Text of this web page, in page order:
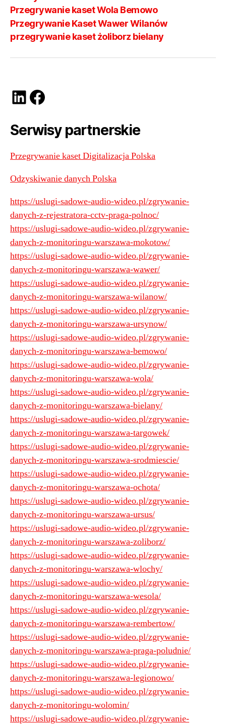
Przegrywanie kaset Wola Bemowo
Przegrywanie Kaset Wawer Wilanów
przegrywanie kaset żoliborz bielany
LinkedIn
Facebook
Serwisy partnerskie
Przegrywanie kaset Digitalizacja Polska
Odzyskiwanie danych Polska
https://uslugi-sadowe-audio-wideo.pl/zgrywanie-
danych-z-rejestratora-cctv-praga-polnoc/
https://uslugi-sadowe-audio-wideo.pl/zgrywanie-
danych-z-monitoringu-warszawa-mokotow/
https://uslugi-sadowe-audio-wideo.pl/zgrywanie-
danych-z-monitoringu-warszawa-wawer/
https://uslugi-sadowe-audio-wideo.pl/zgrywanie-
danych-z-monitoringu-warszawa-wilanow/
https://uslugi-sadowe-audio-wideo.pl/zgrywanie-
danych-z-monitoringu-warszawa-ursynow/
https://uslugi-sadowe-audio-wideo.pl/zgrywanie-
danych-z-monitoringu-warszawa-bemowo/
https://uslugi-sadowe-audio-wideo.pl/zgrywanie-
danych-z-monitoringu-warszawa-wola/
https://uslugi-sadowe-audio-wideo.pl/zgrywanie-
danych-z-monitoringu-warszawa-bielany/
https://uslugi-sadowe-audio-wideo.pl/zgrywanie-
danych-z-monitoringu-warszawa-targowek/
https://uslugi-sadowe-audio-wideo.pl/zgrywanie-
danych-z-monitoringu-warszawa-srodmiescie/
https://uslugi-sadowe-audio-wideo.pl/zgrywanie-
danych-z-monitoringu-warszawa-ochota/
https://uslugi-sadowe-audio-wideo.pl/zgrywanie-
danych-z-monitoringu-warszawa-ursus/
https://uslugi-sadowe-audio-wideo.pl/zgrywanie-
danych-z-monitoringu-warszawa-zoliborz/
https://uslugi-sadowe-audio-wideo.pl/zgrywanie-
danych-z-monitoringu-warszawa-wlochy/
https://uslugi-sadowe-audio-wideo.pl/zgrywanie-
danych-z-monitoringu-warszawa-wesola/
https://uslugi-sadowe-audio-wideo.pl/zgrywanie-
danych-z-monitoringu-warszawa-rembertow/
https://uslugi-sadowe-audio-wideo.pl/zgrywanie-
danych-z-monitoringu-warszawa-praga-poludnie/
https://uslugi-sadowe-audio-wideo.pl/zgrywanie-
danych-z-monitoringu-warszawa-legionowo/
https://uslugi-sadowe-audio-wideo.pl/zgrywanie-
danych-z-monitoringu-wolomin/
https://uslugi-sadowe-audio-wideo.pl/zgrywanie-